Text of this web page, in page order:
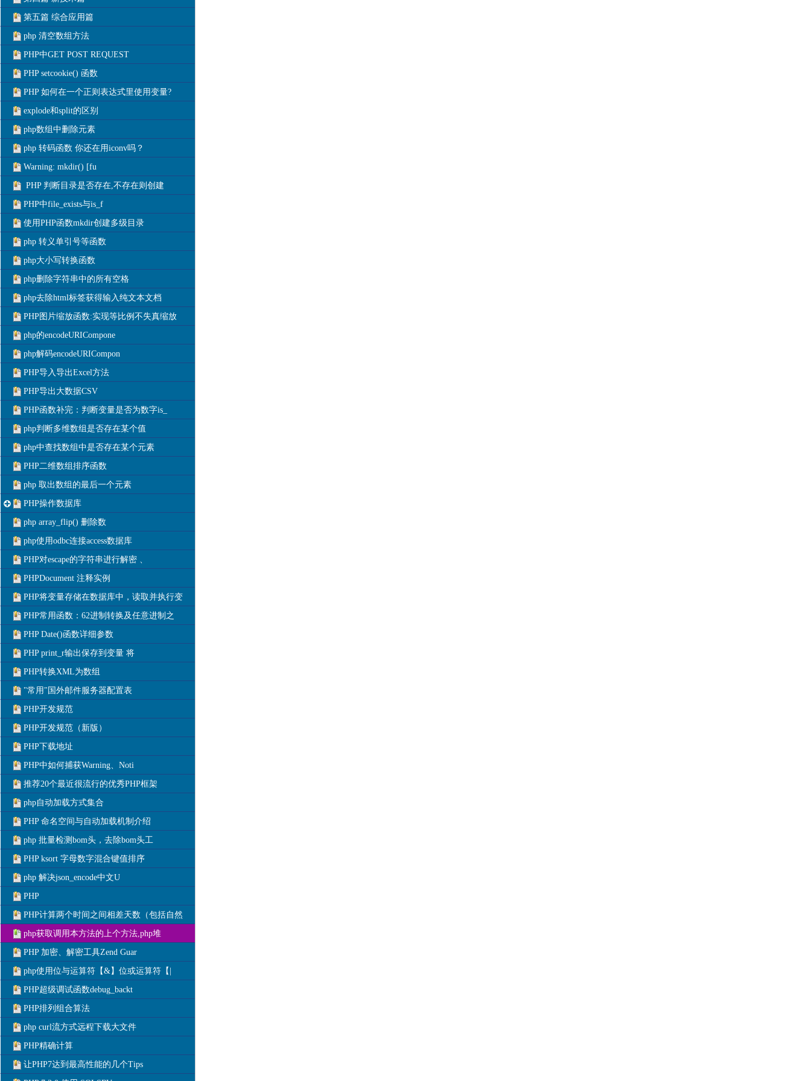
第五篇 综合应用篇
php 清空数组方法
PHP中GET POST REQUEST
PHP setcookie() 函数
PHP 如何在一个正则表达式里使用变量?
explode和split的区别
php数组中删除元素
php 转码函数 你还在用iconv吗？
Warning: mkdir() [fu
PHP 判断目录是否存在,不存在则创建
PHP中file_exists与is_f
使用PHP函数mkdir创建多级目录
php 转义单引号等函数
php大小写转换函数
php删除字符串中的所有空格
php去除html标签获得输入纯文本文档
PHP图片缩放函数:实现等比例不失真缩放
php的encodeURICompone
php解码encodeURICompon
PHP导入导出Excel方法
PHP导出大数据CSV
PHP函数补完：判断变量是否为数字is_
php判断多维数组是否存在某个值
php中查找数组中是否存在某个元素
PHP二维数组排序函数
php 取出数组的最后一个元素
PHP操作数据库
php array_flip() 删除数
php使用odbc连接access数据库
PHP对escape的字符串进行解密 、
PHPDocument 注释实例
PHP将变量存储在数据库中，读取并执行变
PHP常用函数：62进制转换及任意进制之
PHP Date()函数详细参数
PHP print_r输出保存到变量 将
PHP转换XML为数组
"常用"国外邮件服务器配置表
PHP开发规范
PHP开发规范（新版）
PHP下载地址
PHP中如何捕获Warning、Noti
推荐20个最近很流行的优秀PHP框架
php自动加载方式集合
PHP 命名空间与自动加载机制介绍
php 批量检测bom头，去除bom头工
PHP ksort 字母数字混合键值排序
php 解决json_encode中文U
PHP
PHP计算两个时间之间相差天数（包括自然
php获取调用本方法的上个方法,php堆
PHP 加密、解密工具Zend Guar
php使用位与运算符【&】位或运算符【|
PHP超级调试函数debug_backt
PHP排列组合算法
php curl流方式远程下载大文件
PHP精确计算
让PHP7达到最高性能的几个Tips